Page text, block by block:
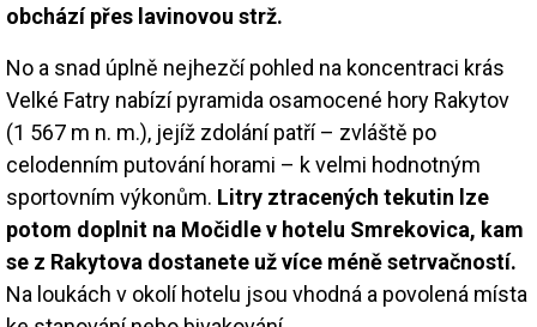
obchází přes lavinovou strž.
No a snad úplně nejhezčí pohled na koncentraci krás
Velké Fatry nabízí pyramida osamocené hory Rakytov
(1 567 m n. m.), jejíž zdolání patří – zvláště po
celodenním putování horami – k velmi hodnotným
sportovním výkonům. Litry ztracených tekutin lze
potom doplnit na Močidle v hotelu Smrekovica, kam
se z Rakytova dostanete už více méně setrvačností.
Na loukách v okolí hotelu jsou vhodná a povolená místa